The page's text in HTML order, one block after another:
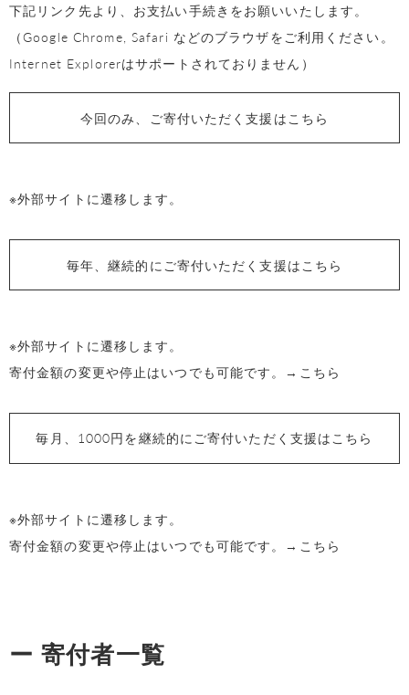
下記リンク先より、お支払い手続きをお願いいたします。
（Google Chrome, Safari などのブラウザをご利用ください。
Internet Explorerはサポートされておりません）
今回のみ、ご寄付いただく支援はこちら
※外部サイトに遷移します。
毎年、継続的にご寄付いただく支援はこちら
※外部サイトに遷移します。
寄付金額の変更や停止はいつでも可能です。 →こちら
毎月、1000円を継続的にご寄付いただく支援はこちら
※外部サイトに遷移します。
寄付金額の変更や停止はいつでも可能です。 →こちら
ー 寄付者一覧